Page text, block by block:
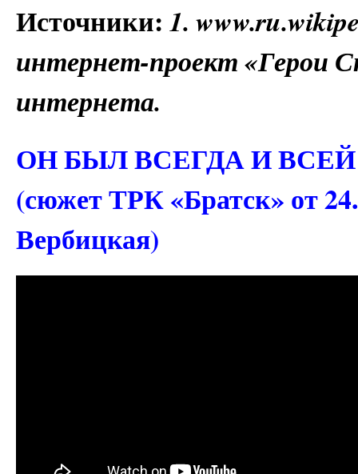
Источники: 1.
интернет-проект «Герои
интернета.
ОН БЫЛ ВСЕГДА И
(сюжет ТРК «Братск» от
Вербицкая)